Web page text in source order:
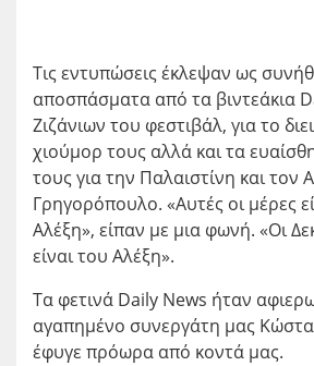
Τις εντυπώσεις έκλεψαν ως
αποσπάσματα από τα βιντεάκια
Ζιζάνιων του φεστιβάλ, για το
χιούμορ τους αλλά και τα
τους για την Παλαιστίνη και τον
Γρηγορόπουλο. «Αυτές οι μέρες
Αλέξη», είπαν με μια φωνή. «Οι
είναι του Αλέξη».
Τα φετινά Daily News ήταν
αγαπημένο συνεργάτη μας
έφυγε πρόωρα από κοντά μας.